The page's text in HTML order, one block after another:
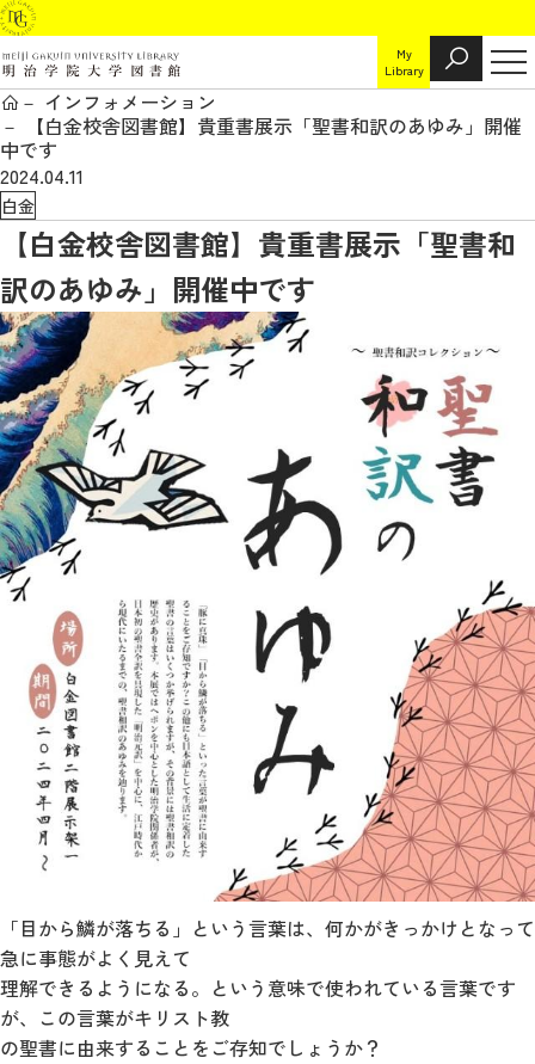
My
Library
インフォメーション
【白金校舎図書館】貴重書展示「聖書和訳のあゆみ」開催
中です
2024.04.11
白金
【白金校舎図書館】貴重書展示「聖書和
訳のあゆみ」開催中です
「目から鱗が落ちる」という言葉は、何かがきっかけとなって
急に事態がよく見えて
理解できるようになる。という意味で使われている言葉です
が、この言葉がキリスト教
の聖書に由来することをご存知でしょうか？